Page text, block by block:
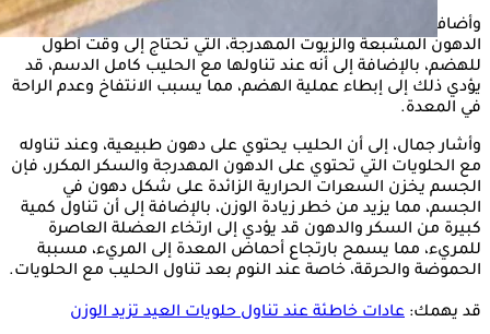
وأضاف أخصائي التغذية العلاجية، أن حلويات العيد تحتوي على
الدهون المشبعة والزيوت المهدرجة، التي تحتاج إلى وقت أطول
للهضم، بالإضافة إلى أنه عند تناولها مع الحليب كامل الدسم، قد
يؤدي ذلك إلى إبطاء عملية الهضم، مما يسبب الانتفاخ وعدم الراحة
في المعدة.
وأشار جمال، إلى أن الحليب يحتوي على دهون طبيعية، وعند تناوله
مع الحلويات التي تحتوي على الدهون المهدرجة والسكر المكرر، فإن
الجسم يخزن السعرات الحرارية الزائدة على شكل دهون في
الجسم، مما يزيد من خطر زيادة الوزن، بالإضافة إلى أن تناول كمية
كبيرة من السكر والدهون قد يؤدي إلى ارتخاء العضلة العاصرة
للمريء، مما يسمح بارتجاع أحماض المعدة إلى المريء، مسببة
الحموضة والحرقة، خاصة عند النوم بعد تناول الحليب مع الحلويات.
قد يهمك: عادات خاطئة عند تناول حلويات العيد تزيد الوزن